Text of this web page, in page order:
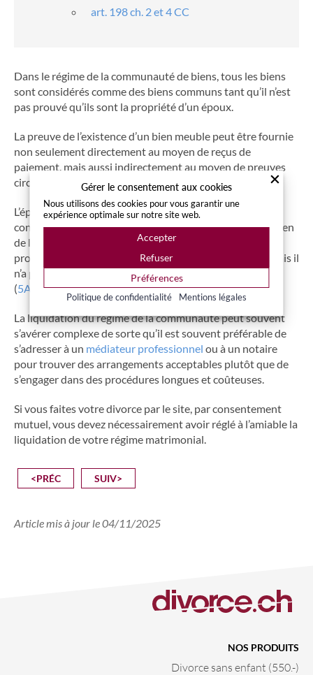
art. 198 ch. 2 et 4 CC
Dans le régime de la communauté de biens, tous les biens
sont considérés comme des biens communs tant qu’il n’est
pas prouvé qu’ils sont la propriété d’un époux.
La preuve de l’existence d’un bien meuble peut être fournie
non seulement directement au moyen de reçus de
paiement, mais aussi indirectement au moyen de preuves
circonstancielles et d’autres preuves.
L’époux qui a contribué à l’acquisition de biens, sans
contrepartie correspondante (investissement dans un bien
de l’autre), a droit à son apport ainsi qu’à une part
proportionnelle de la plus-value survenue sur le bien, mais il
n’a pas à participer à une réduction de valeur
(5A_680/2024).
La liquidation du régime de la communauté peut souvent
s’avérer complexe de sorte qu’il est souvent préférable de
s’adresser à un médiateur professionnel ou à un notaire
pour trouver des arrangements acceptables plutôt que de
s’engager dans des procédures longues et coûteuses.
Si vous faites votre divorce par le site, par consentement
mutuel, vous devez nécessairement avoir réglé à l’amiable la
liquidation de votre régime matrimonial.
<PRÉC SUIV>
Article mis à jour le 04/11/2025
NOS PRODUITS
Divorce sans enfant (550.-)
Gérer le consentement aux cookies
Nous utilisons des cookies pour vous garantir une
expérience optimale sur notre site web.
Accepter
Refuser
Préférences
Politique de confidentialité Mentions légales